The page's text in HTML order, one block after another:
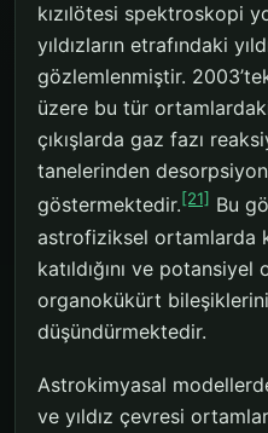
kızılötesi spektroskopi
yıldızların etrafındaki
gözlemlenmiştir.
üzere bu tür
çıkışlarda gaz fazı
tanelerinden
göstermektedir.[21] Bu
astrofiziksel ortamlarda
katıldığını ve
organokükürt
düşündürmektedir.
Astrokimyasal
ve yıldız çevresi